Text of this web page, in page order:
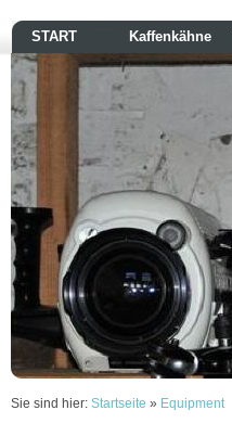
START Kaffenkähne
Sie sind hier: Startseite » Equipment